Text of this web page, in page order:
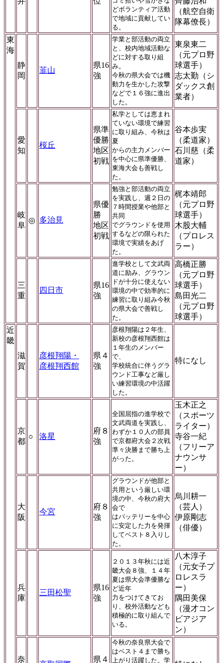
どボランティア活動
で地域に貢献してい
る。
（航空自衛
隊幕僚長）
東
海
静
岡
韮山
県16
強
学業と部活動の両立
と、校内地域活動な
どに対する取り組
み。
今秋の県大会では機
動力を生かした攻撃
などで１６強に進出
した。
東泉東二
（元プロ野
球選手）
志太勤（シ
ダックス創
業者）
愛
知
桜丘
県準
優勝
地区
初戦
私学としては恵まれ
ていない環境で練習
に取り組み、今秋は
夏
からの主力メンバー
を中心に県準優勝、
東海大会も善戦し
た。
谷本歩実
（柔道家）
石川慈（柔
道家）
岐
阜
◎ 多治見
県優
勝
地区
初戦
勉強と部活動の両立
を実践し、週２日の
７時間授業や他部と
共同
でグラウンドを使用
するなどの限られた
環境で実績をあげ
た。
梶本靖郎
（元プロ野
球選手）
木股大輔
（プロレス
ラー）
三
重
四日市
県16
強
進学校として文武両
道に励み、グラウン
ドが十分に使えない
環境の中で効率的に
練習に取り組み今秋
の県大会で善戦し
た。
高橋正勝
（元プロ野
球選手）
島田光二
（元プロ野
球選手）
近
畿
滋
賀
彦根翔陽・
彦根翔西館
県４
強
彦根翔陽は２年生、
新校の彦根翔西館は
１年生のメンバー
で、
学校統合に伴うグラ
ウンド工事など厳し
い練習環境の中活躍
した。
特になし
京
都
○ 洛星
府８
強
全国屈指の進学校で
文武両道を実践し、
わずか１０人の部員
で京都府大会２次戦
準々決勝まで勝ち上
がった。
玉木正之
（スポーツ
ライター）
寺谷一紀
（フリーア
ナウンサ
ー）
大
阪
今宮
府８
強
グラウンドが他部と
共用という厳しい環
境の中、今秋の府大
会で
はバッテリーを中心
に安定した力を発揮
してベスト８入りし
た。
烏川耕一
（芸人）
伊原剛志
（俳優）
兵
庫
三田松聖
県16
強
２０１３年秋には近
畿大会８強、１４年
夏は県大会準優勝な
ど近年
力をつけてきてお
り、校外活動なども
積極的に取り組んで
いる。
八木淳子
（元女子プ
ロレスラ
ー）
隅田美保
（漫才コン
ビアジア
ン）
奈 県４
今秋の奈良県大会で
はベスト４まで勝ち
上がり活躍した。学